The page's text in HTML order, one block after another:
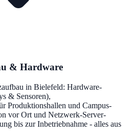
& Hardware
in Bielefeld: Hardware-
& Sensoren),
Produktionshallen und Campus-
vor Ort und Netzwerk-Server-
bis zur Inbetriebnahme - alles aus